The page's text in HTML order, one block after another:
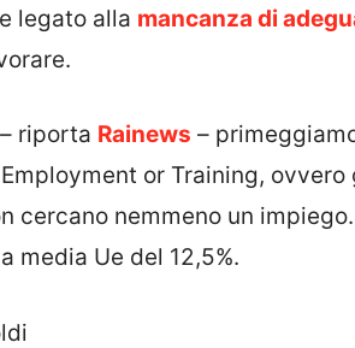
legato alla mancanza di
riporta Rainews –
or Training,
cercano nemmeno un
media Ue del 12,5%.